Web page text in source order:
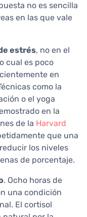
no es sencilla
en las que vale
estrés, no en el
cual es poco
en
como la
o el yoga
en la
de la Harvard
que una
los niveles
de porcentaje.
. Ocho horas de
una condición
El cortisol